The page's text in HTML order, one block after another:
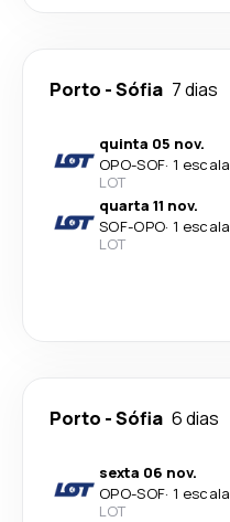
Porto -Sófia 7 dias
quinta 05 nov.
OPO-SOF· 1 escala
LOT
quarta 11 nov.
SOF-OPO· 1 escala
LOT
Porto -Sófia 6 dias
sexta 06 nov.
OPO-SOF· 1 escala
LOT